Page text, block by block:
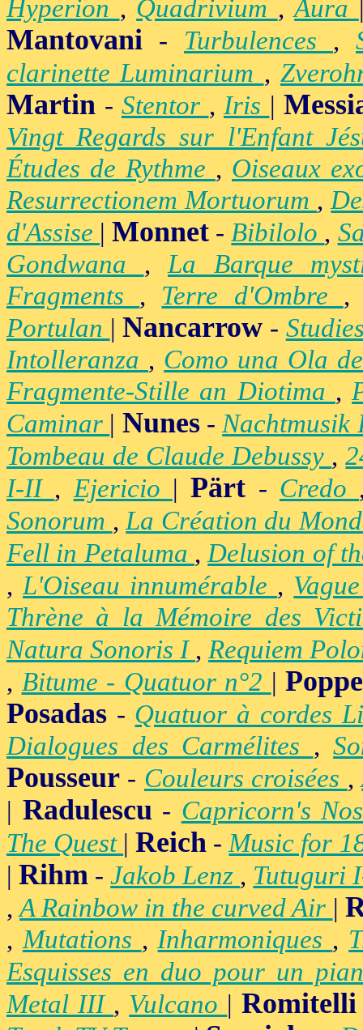
Hyperion , Quadrivium ,Aura
Mantovani - Turbulences ,
clarinette Luminarium ,
Martin - Stentor , Iris |
Vingt Regards sur l'Enfant
Études de Rythme , Oiseaux
Resurrectionem Mortuorum ,
d'Assise |Monnet -Bibilolo ,
Gondwana ,La Barque
Fragments , Terre d'Ombre
Portulan |Nancarrow -
Intolleranza , Como una Ola
Fragmente-Stille an Diotima ,
Caminar | Nunes-
Tombeau de Claude Debussy ,
I-II ,Ejericio |Pärt - Credo
Sonorum ,La Création du
Fell in Petaluma ,Delusion of
,L'Oiseau innumérable ,
Thrène à la Mémoire des
Natura Sonoris I , Requiem
, Bitume - Quatuor n°2 |Poppe
Posadas - Quatuor à cordes
Dialogues des Carmélites ,
Pousseur - Couleurs croisées ,
| Radulescu - Capricorn's
The Quest |Reich -Music for
|Rihm -Jakob Lenz , Tutuguri
,A Rainbow in the curved Air |
,Mutations ,Inharmoniques ,
Esquisses en duo pour un
Metal III , Vulcano |Romitelli